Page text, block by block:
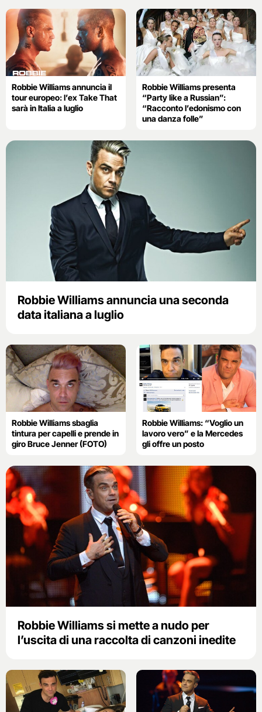
Robbie Williams annuncia il
tour europeo: l’ex Take That
sarà in Italia a luglio
Robbie Williams presenta
“Party like a Russian”:
“Racconto l’edonismo con
una danza folle”
Robbie Williams annuncia una seconda
data italiana a luglio
Robbie Williams sbaglia
tintura per capelli e prende in
giro Bruce Jenner (FOTO)
Robbie Williams: “Voglio un
lavoro vero” e la Mercedes
gli offre un posto
Robbie Williams si mette a nudo per
l’uscita di una raccolta di canzoni inedite